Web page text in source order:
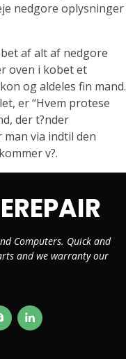
nedgore oplysninger
af alt af nedgore
oven i kobet et
og aldeles fin mand.
er “Hvem protese
der t?nder
via indtil den
v?.
Computers. Quick and
and we warranty our